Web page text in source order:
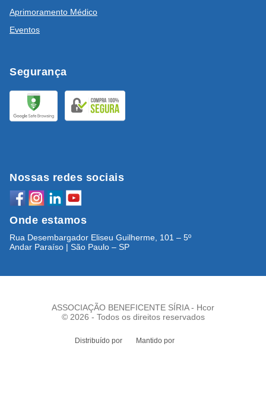
Aprimoramento Médico
Eventos
Segurança
Nossas redes sociais
Onde estamos
Rua Desembargador Eliseu Guilherme, 101 – 5º
Andar Paraíso | São Paulo – SP
ASSOCIAÇÃO BENEFICENTE SÍRIA - Hcor
© 2026 - Todos os direitos reservados
Distribuído por Mantido por